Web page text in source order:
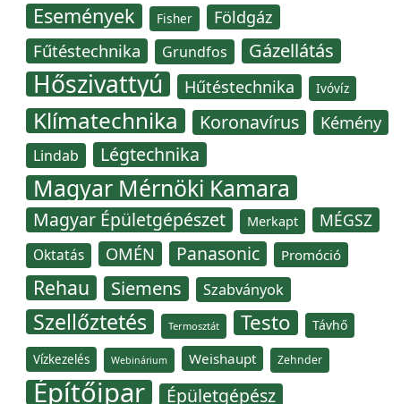
Események Fisher Földgáz
Fűtéstechnika Grundfos Gázellátás
Hőszivattyú Hűtéstechnika Ivóvíz
Klímatechnika Koronavírus Kémény
Lindab Légtechnika
Magyar Mérnöki Kamara
Magyar Épületgépészet Merkapt MÉGSZ
Oktatás OMÉN Panasonic Promóció
Rehau Siemens Szabványok
Szellőztetés Termosztát Testo Távhő
Vízkezelés Webinárium Weishaupt Zehnder
Építőipar Épületgépész